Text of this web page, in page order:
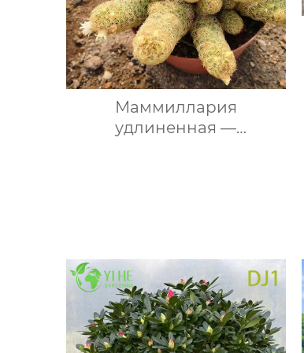
Маммиллария
удлиненная —